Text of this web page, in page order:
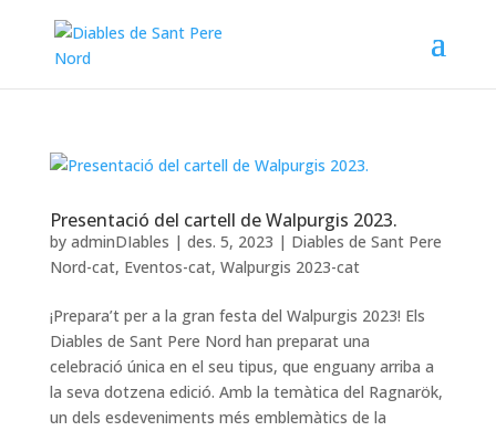
Presentació del cartell de Walpurgis 2023.
by adminDIables | des. 5, 2023 | Diables de Sant Pere
Nord-cat, Eventos-cat, Walpurgis 2023-cat
¡Prepara’t per a la gran festa del Walpurgis 2023! Els
Diables de Sant Pere Nord han preparat una
celebració única en el seu tipus, que enguany arriba a
la seva dotzena edició. Amb la temàtica del Ragnarök,
un dels esdeveniments més emblemàtics de la